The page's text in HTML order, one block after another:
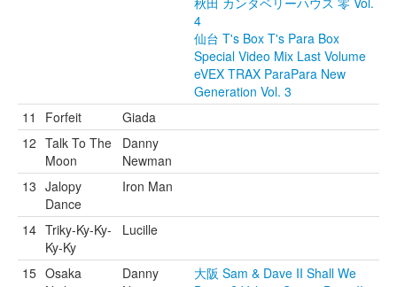
4
仙台 T's Box T's Para Box
Special Video Mix Last Volume
eVEX TRAX ParaPara New
Generation Vol. 3
11
Forfeit
Giada
12 Talk To The
Moon
Danny
Newman
13 Jalopy
Dance
Iron Man
14 Triky-Ky-Ky-
Ky-Ky
Lucille
15 Osaka
Danny
大阪 Sam & Dave II Shall We